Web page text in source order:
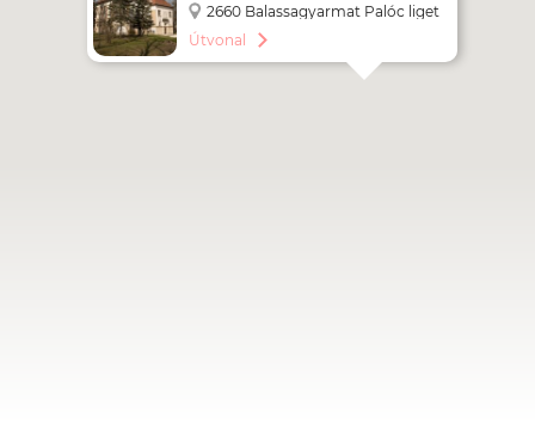
2660 Balassagyarmat Palóc liget
Útvonal